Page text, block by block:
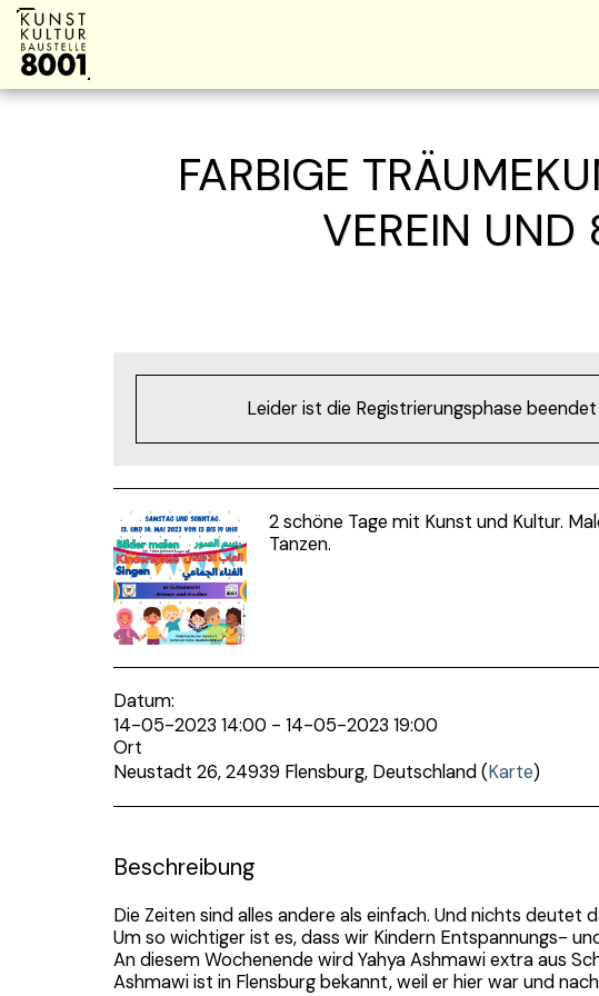
FARBIGE
VEREIN
Leider ist die Registrierungsphase beendet
2 schöne Tage mit Kunst und Kultur.
Tanzen.
Datum:
14-05-2023 14:00 - 14-05-2023 19:00
Ort
Neustadt 26, 24939 Flensburg, Deutschland (Karte)
Beschreibung
Die Zeiten sind alles andere als einfach. Und nichts deutet
Um so wichtiger ist es, dass wir Kindern Entspannungs-
An diesem Wochenende wird Yahya Ashmawi extra aus
Ashmawi ist in Flensburg bekannt, weil er hier war und